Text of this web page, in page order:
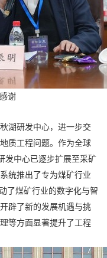
感谢
湖研发中心，进一步交
质工程问题。作为全球
发中心已逐步扩展至采矿
统推出了专为煤矿行业
了煤矿行业的数字化与智
辟了新的发展机遇与挑
等方面显著提升了工程